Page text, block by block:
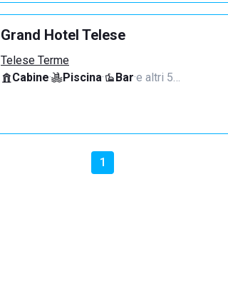
Grand Hotel Telese
Telese Terme
Cabine· Piscina· Bar·e altri 5…
1